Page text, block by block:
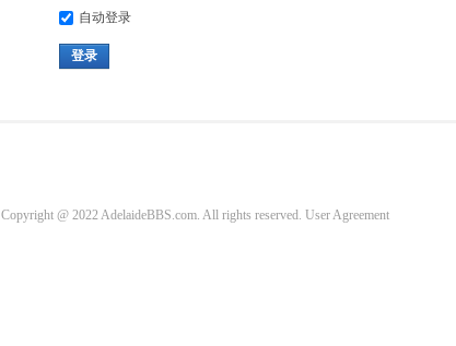
自动登录
登录
Copyright @ 2022 AdelaideBBS.com. All rights reserved. User Agreement